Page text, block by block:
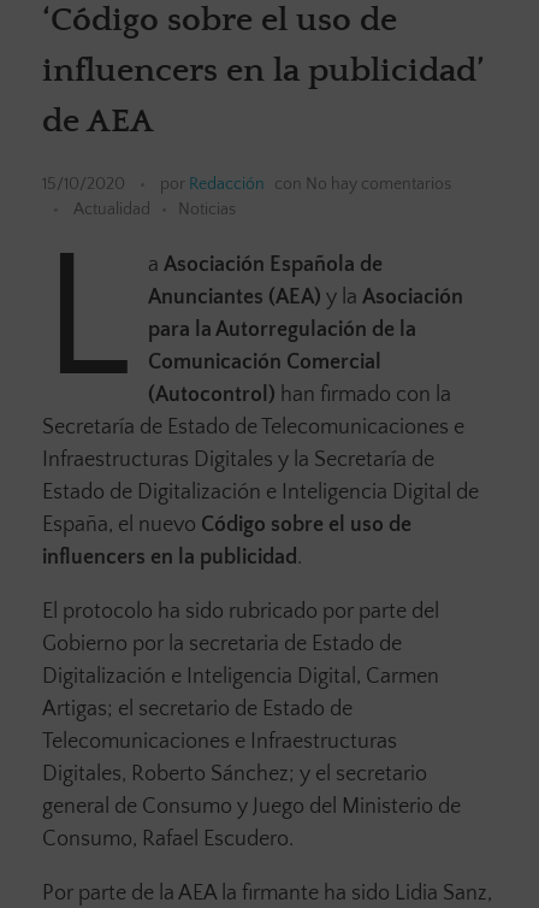
‘Código sobre el uso de
influencers en la publicidad’
de AEA
15/10/2020 por Redacción con No hay comentarios
Actualidad
Noticias
L aAsociación Española de
Anunciantes (AEA) y laAsociación
para la Autorregulación de la
Comunicación Comercial
(Autocontrol) han firmado con la
Secretaría de Estado de Telecomunicaciones e
Infraestructuras Digitales y la Secretaría de
Estado de Digitalización e Inteligencia Digital de
España, el nuevo Código sobre el uso de
influencers en la publicidad.
El protocolo ha sido rubricado por parte del
Gobierno por la secretaria de Estado de
Digitalización e Inteligencia Digital, Carmen
Artigas; el secretario de Estado de
Telecomunicaciones e Infraestructuras
Digitales, Roberto Sánchez; y el secretario
general de Consumo y Juego del Ministerio de
Consumo, Rafael Escudero.
Por parte de la AEA la firmante ha sido Lidia Sanz,